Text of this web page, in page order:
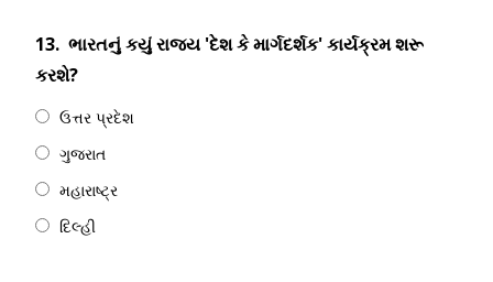
13. ભારતનું કયું રાજ્ય 'દેશ કે માર્ગદર્શક' કાર્યક્રમ શરૂ
કરશે?
ઉત્તર પ્રદેશ
ગુજરાત
મહારાષ્ટ્ર
દિલ્હી